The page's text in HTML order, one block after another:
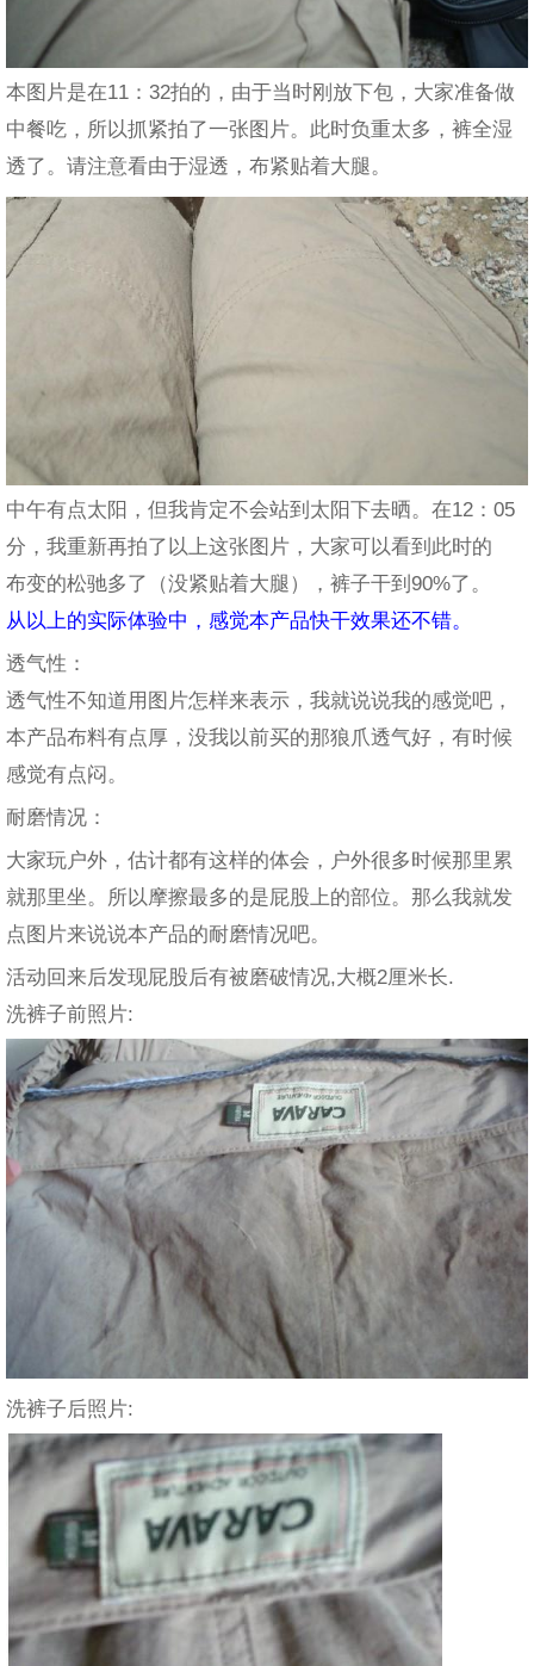
本图片是在11：32拍的，由于当时刚放下包，大家准备做
中餐吃，所以抓紧拍了一张图片。此时负重太多，裤全湿
透了。请注意看由于湿透，布紧贴着大腿。
中午有点太阳，但我肯定不会站到太阳下去晒。在12：05
分，我重新再拍了以上这张图片，大家可以看到此时的
布变的松驰多了（没紧贴着大腿），裤子干到90%了。
从以上的实际体验中，感觉本产品快干效果还不错。
透气性：
透气性不知道用图片怎样来表示，我就说说我的感觉吧，
本产品布料有点厚，没我以前买的那狼爪透气好，有时候
感觉有点闷。
耐磨情况：
大家玩户外，估计都有这样的体会，户外很多时候那里累
就那里坐。所以摩擦最多的是屁股上的部位。那么我就发
点图片来说说本产品的耐磨情况吧。
活动回来后发现屁股后有被磨破情况,大概2厘米长.
洗裤子前照片:
洗裤子后照片: